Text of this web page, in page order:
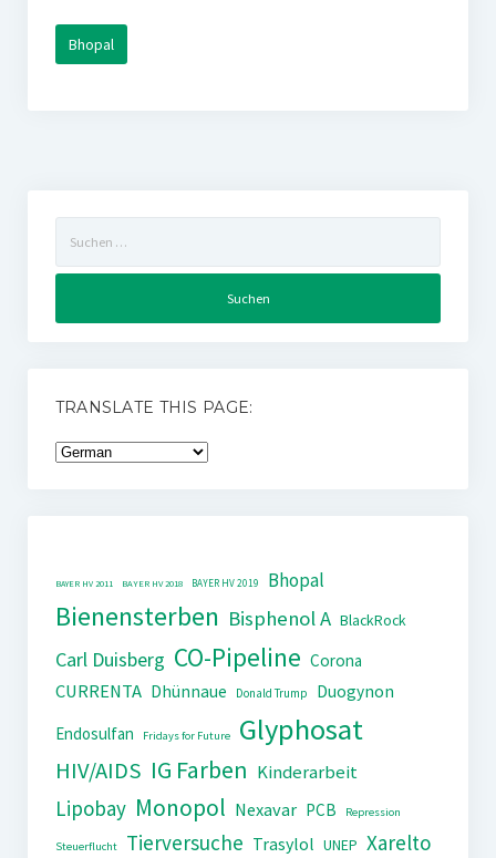
Bhopal
nach:
TRANSLATE THIS PAGE:
BAYER HV 2011 BAYER HV 2018 BAYER HV 2019 Bhopal
Bienensterben Bisphenol A BlackRock
Carl Duisberg CO-Pipeline Corona
CURRENTA Dhünnaue Donald Trump
Duogynon
Endosulfan
Fridays for Future Glyphosat
HIV/AIDS IG Farben Kinderarbeit
Lipobay Monopol Nexavar PCB Repression
Steuerflucht Tierversuche Trasylol UNEP Xarelto